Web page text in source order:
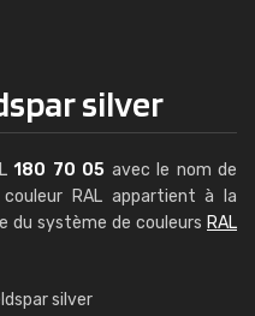
silver
180 70 05 avec le nom de
RAL appartient à la
du système de couleurs RAL
silver